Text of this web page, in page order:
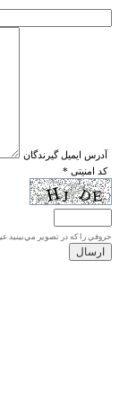
* آدرس ايميل گيرندگان
* کد امنیتی
حروفي را كه در تصوير مي‌بينيد